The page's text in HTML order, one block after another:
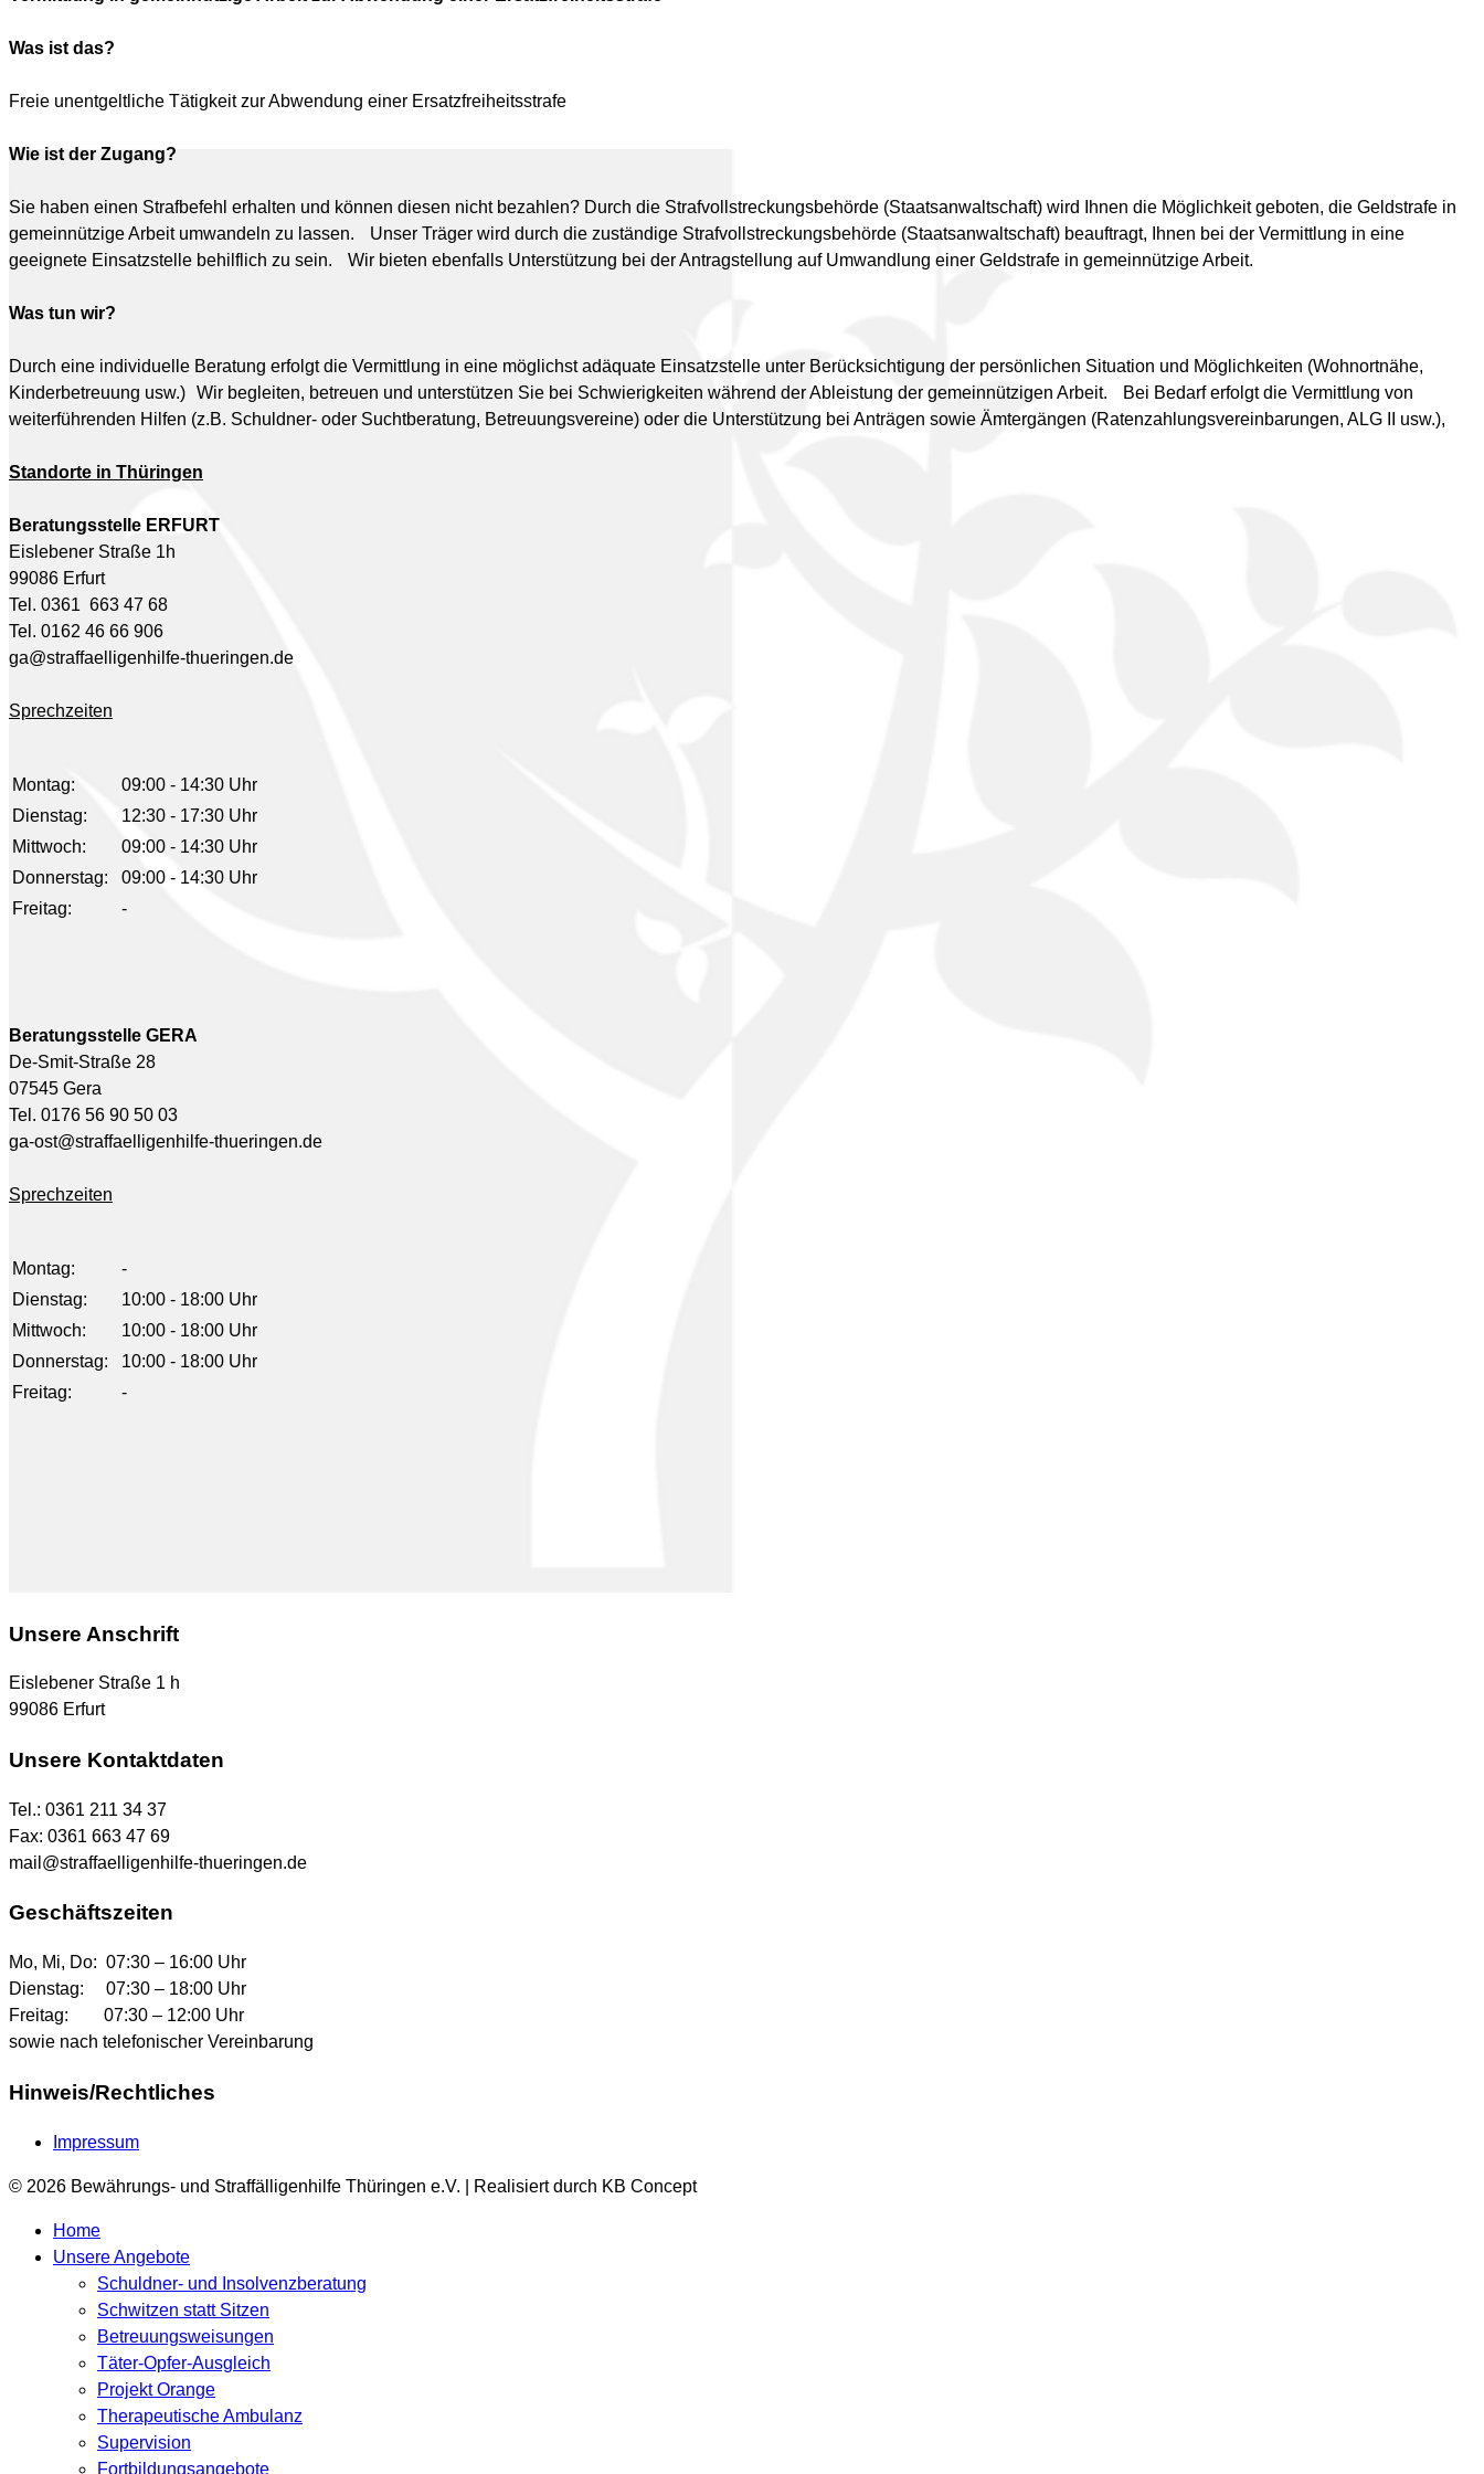
Was ist das?
Freie unentgeltliche Tätigkeit zur Abwendung einer Ersatzfreiheitsstrafe
Wie ist der Zugang?
Sie haben einen Strafbefehl erhalten und können diesen nicht bezahlen? Durch die Strafvollstreckungsbehörde (Staatsanwaltschaft) wird Ihnen die Möglichkeit geboten, die Geldstrafe in
gemeinnützige Arbeit umwandeln zu lassen. Unser Träger wird durch die zuständige Strafvollstreckungsbehörde (Staatsanwaltschaft) beauftragt, Ihnen bei der Vermittlung in eine
geeignete Einsatzstelle behilflich zu sein. Wir bieten ebenfalls Unterstützung bei der Antragstellung auf Umwandlung einer Geldstrafe in gemeinnützige Arbeit.
Was tun wir?
Durch eine individuelle Beratung erfolgt die Vermittlung in eine möglichst adäquate Einsatzstelle unter Berücksichtigung der persönlichen Situation und Möglichkeiten (Wohnortnähe,
Kinderbetreuung usw.) Wir begleiten, betreuen und unterstützen Sie bei Schwierigkeiten während der Ableistung der gemeinnützigen Arbeit. Bei Bedarf erfolgt die Vermittlung von
weiterführenden Hilfen (z.B. Schuldner- oder Suchtberatung, Betreuungsvereine) oder die Unterstützung bei Anträgen sowie Ämtergängen (Ratenzahlungsvereinbarungen, ALG II usw.),
Standorte in Thüringen
Beratungsstelle ERFURT
Eislebener Straße 1h
99086 Erfurt
Tel. 0361 663 47 68
Tel. 0162 46 66 906
ga@straffaelligenhilfe-thueringen.de
Sprechzeiten
Montag:
09:00 - 14:30 Uhr
Dienstag:
12:30 - 17:30 Uhr
Mittwoch:
09:00 - 14:30 Uhr
Donnerstag:
09:00 - 14:30 Uhr
Freitag:
-
Beratungsstelle GERA
De-Smit-Straße 28
07545 Gera
Tel. 0176 56 90 50 03
ga-ost@straffaelligenhilfe-thueringen.de
Sprechzeiten
Montag:
-
Dienstag:
10:00 - 18:00 Uhr
Mittwoch:
10:00 - 18:00 Uhr
Donnerstag:
10:00 - 18:00 Uhr
Freitag:
-
Unsere Anschrift
Eislebener Straße 1 h
99086 Erfurt
Unsere Kontaktdaten
Tel.: 0361 211 34 37
Fax: 0361 663 47 69
mail@straffaelligenhilfe-thueringen.de
Geschäftszeiten
Mo, Mi, Do: 07:30 – 16:00 Uhr
Dienstag: 07:30 – 18:00 Uhr
Freitag: 07:30 – 12:00 Uhr
sowie nach telefonischer Vereinbarung
Hinweis/Rechtliches
Impressum
© 2026 Bewährungs- und Straffälligenhilfe Thüringen e.V. | Realisiert durch KB Concept
Home
Unsere Angebote
Schuldner- und Insolvenzberatung
Schwitzen statt Sitzen
Betreuungsweisungen
Täter-Opfer-Ausgleich
Projekt Orange
Therapeutische Ambulanz
Supervision
Fortbildungsangebote